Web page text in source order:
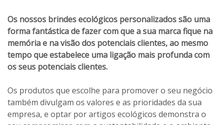
Os nossos brindes ecológicos personalizados são uma
forma fantástica de fazer com que a sua marca fique na
memória e na visão dos potenciais clientes, ao mesmo
tempo que estabelece uma ligação mais profunda com
os seus potenciais clientes.
Os produtos que escolhe para promover o seu negócio
também divulgam os valores e as prioridades da sua
empresa, e optar por artigos ecológicos demonstra o